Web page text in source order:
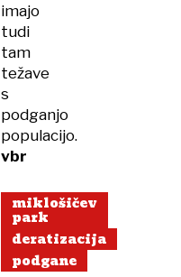
imajo
tudi
tam
težave
s
podganjo
populacijo.
vbr
miklošičev
park
deratizacija
podgane